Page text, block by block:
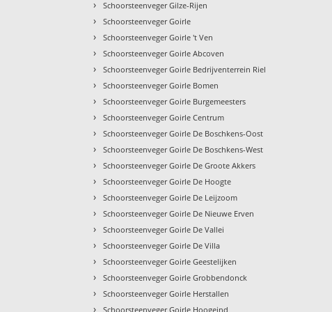
› Schoorsteenveger Gilze-Rijen
› Schoorsteenveger Goirle
› Schoorsteenveger Goirle 't Ven
› Schoorsteenveger Goirle Abcoven
› Schoorsteenveger Goirle Bedrijventerrein Riel
› Schoorsteenveger Goirle Bomen
› Schoorsteenveger Goirle Burgemeesters
› Schoorsteenveger Goirle Centrum
› Schoorsteenveger Goirle De Boschkens-Oost
› Schoorsteenveger Goirle De Boschkens-West
› Schoorsteenveger Goirle De Groote Akkers
› Schoorsteenveger Goirle De Hoogte
› Schoorsteenveger Goirle De Leijzoom
› Schoorsteenveger Goirle De Nieuwe Erven
› Schoorsteenveger Goirle De Vallei
› Schoorsteenveger Goirle De Villa
› Schoorsteenveger Goirle Geestelijken
› Schoorsteenveger Goirle Grobbendonck
› Schoorsteenveger Goirle Herstallen
› Schoorsteenveger Goirle Hoogeind